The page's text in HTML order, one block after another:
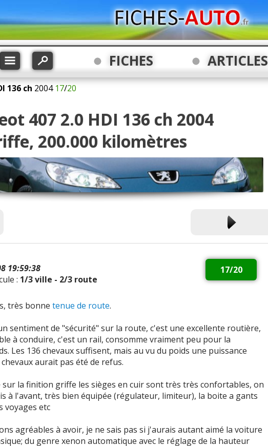
FICHES ARTICLES
136 ch 2004 17/20
407 2.0 HDI 136 ch 2004
200.000 kilomètres
17/20
19:59:38
: 1/3 ville - 2/3 route
très bonne tenue de route.
sentiment de "sécurité" sur la route, c'est une excellente routière,
à conduire, c'est un rail, consomme vraiment peu pour la
Les 136 chevaux suffisent, mais au vu du poids une puissance
aurait pas été de refus.
sur la finition griffe les sièges en cuir sont très très confortables, on
à l'avant, très bien équipée (régulateur, limiteur), la boite a gants
voyages etc
agréables à avoir, je ne sais pas si j'aurais autant aimé la voiture
du genre xenon automatique avec le réglage de la hauteur